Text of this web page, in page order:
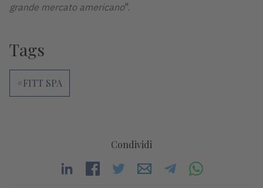
grande mercato americano".
Tags
#FITT SPA
Condividi